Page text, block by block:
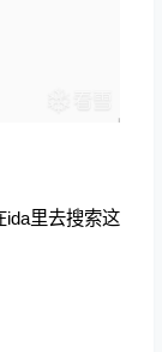
ida里去搜索这